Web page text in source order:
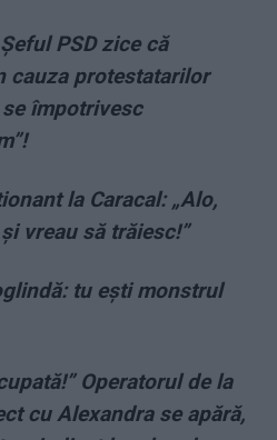
PSD zice că
cauza protestatarilor
împotrivesc
la Caracal: „Alo,
vreau să trăiesc!”
tu ești monstrul
Operatorul de la
cu Alexandra se apără,